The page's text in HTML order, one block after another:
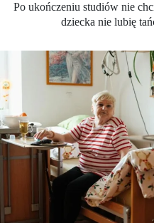
Po ukończeniu studiów nie
dziecka nie lubię